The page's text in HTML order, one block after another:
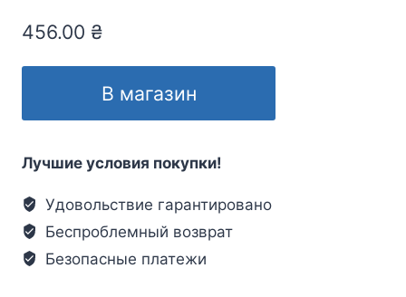
456.00 ₴
В магазин
Лучшие условия покупки!
Удовольствие гарантировано
Беспроблемный возврат
Безопасные платежи